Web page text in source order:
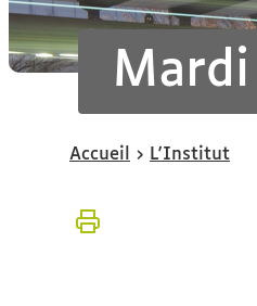
Vous
ici :
Accueil L'Institut